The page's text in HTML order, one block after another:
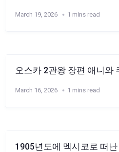
March 19, 2026 1 mins read
오스카 2관왕 장편 애니와
March 16, 2026 1 mins read
1905년도에 멕시코로 떠난